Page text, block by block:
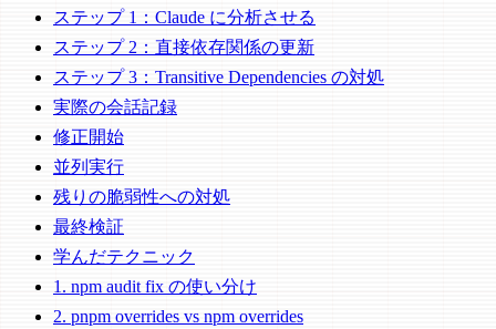
ステップ 1：Claude に分析させる
ステップ 2：直接依存関係の更新
ステップ 3：Transitive Dependencies の対処
実際の会話記録
修正開始
並列実行
残りの脆弱性への対処
最終検証
学んだテクニック
1. npm audit fix の使い分け
2. pnpm overrides vs npm overrides